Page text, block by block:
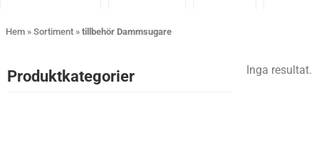
Hem » Sortiment » tillbehör Dammsugare
Produktkategorier​ Inga resultat.